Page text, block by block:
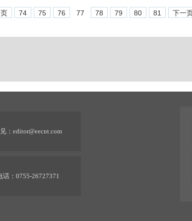
页 74 75 76 77 78 79 80 81 下一
： editor@eecnt.com
话：0755-26727371